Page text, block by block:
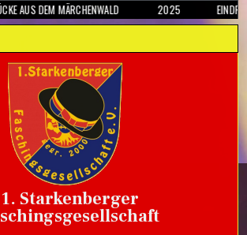
AUS DEM MÄRCHENWALD 2025
1. Starkenberger